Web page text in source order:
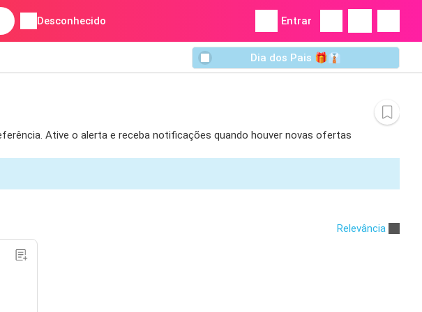
Desconhecido Entrar
Dia dos Pais 🎁👔
Ative o alerta e receba notificações quando houver novas ofertas
Relevância